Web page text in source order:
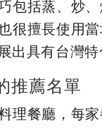
包括蒸、炒
很擅長使用
出具有台灣特
推薦名單
理餐廳，每